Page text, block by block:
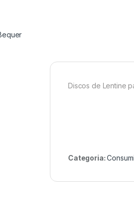
Discos de Lentine
Categoria: